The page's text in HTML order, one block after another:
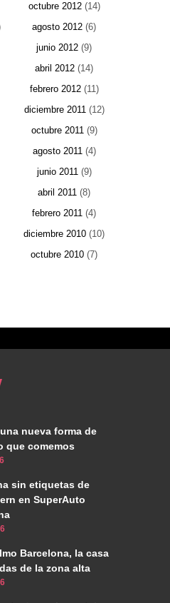
octubre 2012(14)
agosto 2012 (6)
junio 2012 (9)
abril 2012 (14)
febrero 2012(11)
diciembre 2011(12)
octubre 2011(9)
agosto 2011(4)
junio 2011(9)
abril 2011 (8)
febrero 2011 (4)
diciembre 2010 (10)
octubre 2010 (7)
nueva forma de
que comemos
sin etiquetas de
en SuperAuto
Barcelona, la casa
de la zona alta